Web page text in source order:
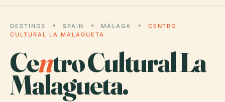
DESTINOS SPAIN MÁLAGA
CENTRO
CULTURAL LA MALAGUETA
Centro Cultural La
Malagueta.